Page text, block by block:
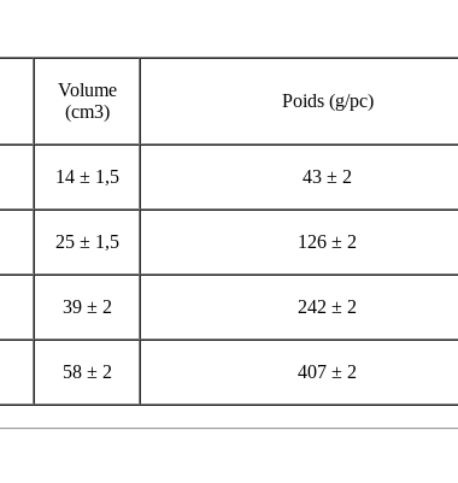
Volume
(cm3)
Poids (g/pc)
14 ± 1,5 43 ± 2
25 ± 1,5 126 ± 2
39 ± 2 242 ± 2
58 ± 2 407 ± 2